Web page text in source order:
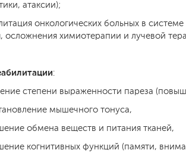
атаксии);
онкологических больных в
осложнения химиотерапии и лучевой
:
степени выраженности пареза
мышечного тонуса,
обмена веществ и питания тканей,
когнитивных функций (памяти,